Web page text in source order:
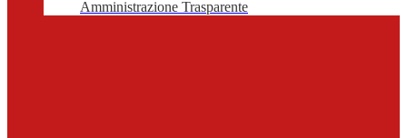
Amministrazione Trasparente